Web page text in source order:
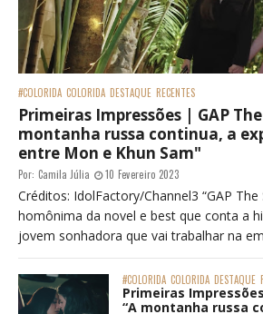
#COLORIDA COLORIDA DESTAQUE RECENTES
Primeiras Impressões | GAP The
montanha russa continua, a
entre Mon e Khun Sam"
Por: Camila Júlia 10 Fevereiro 2023
Créditos: IdolFactory/Channel3 “GAP The
homônima da novel e best que conta a
jovem sonhadora que vai trabalhar na
#COLORIDA COLORIDA DESTAQUE
Primeiras
“A montanha russa